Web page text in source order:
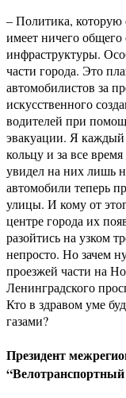
– Политика, которую
имеет ничего
инфраструктуры.
части города. Это
автомобилистов за
искусственного
водителей при
эвакуации. Я каждый
кольцу и за все
увидел на них лишь
автомобили теперь
улицы. И кому от
центре города их
разойтись на узком
непросто. Но зачем
проезжей части на
Ленинградского
Кто в здравом уме
газами?
Президент